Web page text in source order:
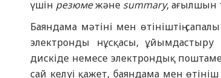
үшін резюмежәне summary, ағылшын
Баяндама мәтіні мен өтініштің
электронды нұсқасы, ұйымдастыру
дискіде немесе электрондық
сай келуі қажет, баяндама мен